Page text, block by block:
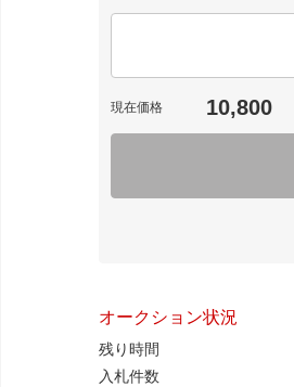
現在価格 10,800
オークション状況
残り時間
入札件数